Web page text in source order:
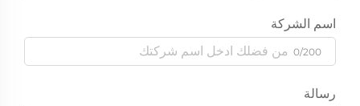
اسم الشركة
0/200
رسالة